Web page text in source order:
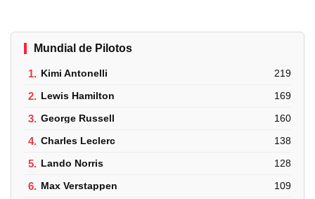
Mundial de Pilotos
1. Kimi Antonelli 219
2. Lewis Hamilton 169
3. George Russell 160
4. Charles Leclerc 138
5. Lando Norris 128
6. Max Verstappen 109